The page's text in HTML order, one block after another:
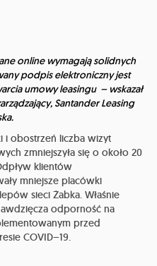
online wymagają solidnych
podpis elektroniczny jest
umowy leasingu – wskazał
Santander Leasing
i obostrzeń liczba wizyt
zmniejszyła się o około 20
klientów
mniejsze placówki
sieci Żabka. Właśnie
odporność na
przed
COVID–19.